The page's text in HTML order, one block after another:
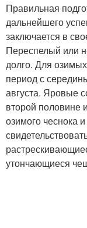
Правильная
дальнейшего
заключается в
Переспелый или
долго. Для
период с
августа. Яровые
второй половине
озимого чеснока
утончающиеся